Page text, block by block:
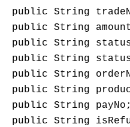
public String
public String
public String
public String
public String
public String
public String
public String